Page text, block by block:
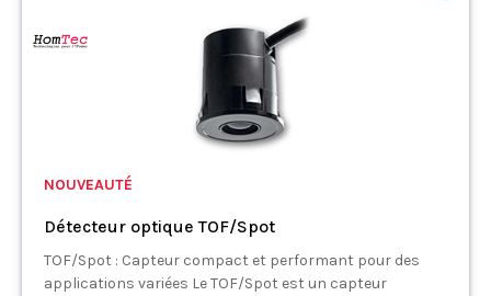
NOUVEAUTÉ
Détecteur optique TOF/Spot
TOF/Spot : Capteur compact et performant pour des
applications variées Le TOF/Spot est un capteur